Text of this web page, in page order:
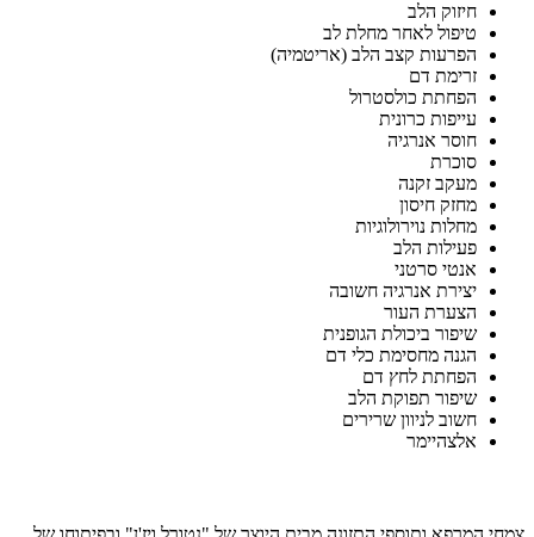
חיזוק הלב
טיפול לאחר מחלת לב
הפרעות קצב הלב (אריטמיה)
זרימת דם
הפחתת כולסטרול
עייפות כרונית
חוסר אנרגיה
סוכרת
מעקב זקנה
מחזק חיסון
מחלות נוירולוגיות
פעילות הלב
אנטי סרטני
יצירת אנרגיה חשובה
הצערת העור
שיפור ביכולת הגופנית
הגנה מחסימת כלי דם
הפחתת לחץ דם
שיפור תפוקת הלב
חשוב לניוון שרירים
אלצהיימר